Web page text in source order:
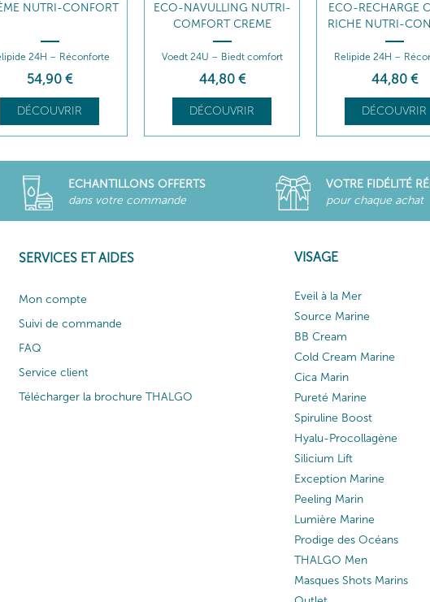
NAVULLING NUTRI-
24U – Biedt comfort
44,80 €
DÉCOUVRIR
ECO-RECHARGE CRÈME
RICHE NUTRI-CONFORT
Relipide 24H – Réconforte
44,80 €
DÉCOUVRIR
MASQUE PRO
CONFORT
Relipide
42,00 €
DÉCOUVRIR
ECHANTILLONS OFFERTS
dans votre commande
VOTRE FIDÉLITÉ
pour chaque achat
SERVICES ET AIDES
Mon compte
Suivi de commande
FAQ
Service client
Télécharger la brochure THALGO
VISAGE
Eveil à la Mer
Source Marine
BB Cream
Cold Cream Marine
Cica Marin
Pureté Marine
Spiruline Boost
Hyalu-Procollagène
Silicium Lift
Exception Marine
Peeling Marin
Lumière Marine
Prodige des Océans
THALGO Men
Masques Shots Marins